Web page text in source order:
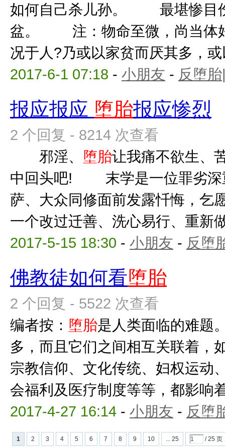
如何自己杀儿孙。 最堪惨目
盆。 注：物命至微，尚当体
况于人?乃或以家贫而厌其多，
2017-6-1 07:18 - 小朋友 - 反堕
报应报应 堕胎报应惨烈
2 个回复 - 8214 次查看
邪淫、 堕胎让我痛不欲生、
中回头吧! 末学是一位罪劣深
萨、大众同修面前发露忏悔，乞
一个改过迁善、洗心易行、重新
2017-5-15 18:30 - 小朋友 - 反堕
佛教徒如何看堕胎
2 个回复 - 5522 次查看
编者按： 堕胎是人类面临的难题
多，而且它们之间相互关联着，
宗教信仰、文化传统、妇权运动
会福利及医疗制度等等，都影响
2017-4-27 16:14 - 小朋友 - 反堕
1 2 3 4 5 6 7 8 9 10 ... 25 / 25 页